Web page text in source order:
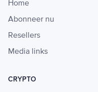
Home
Abonneer nu
Resellers
Media links
CRYPTO